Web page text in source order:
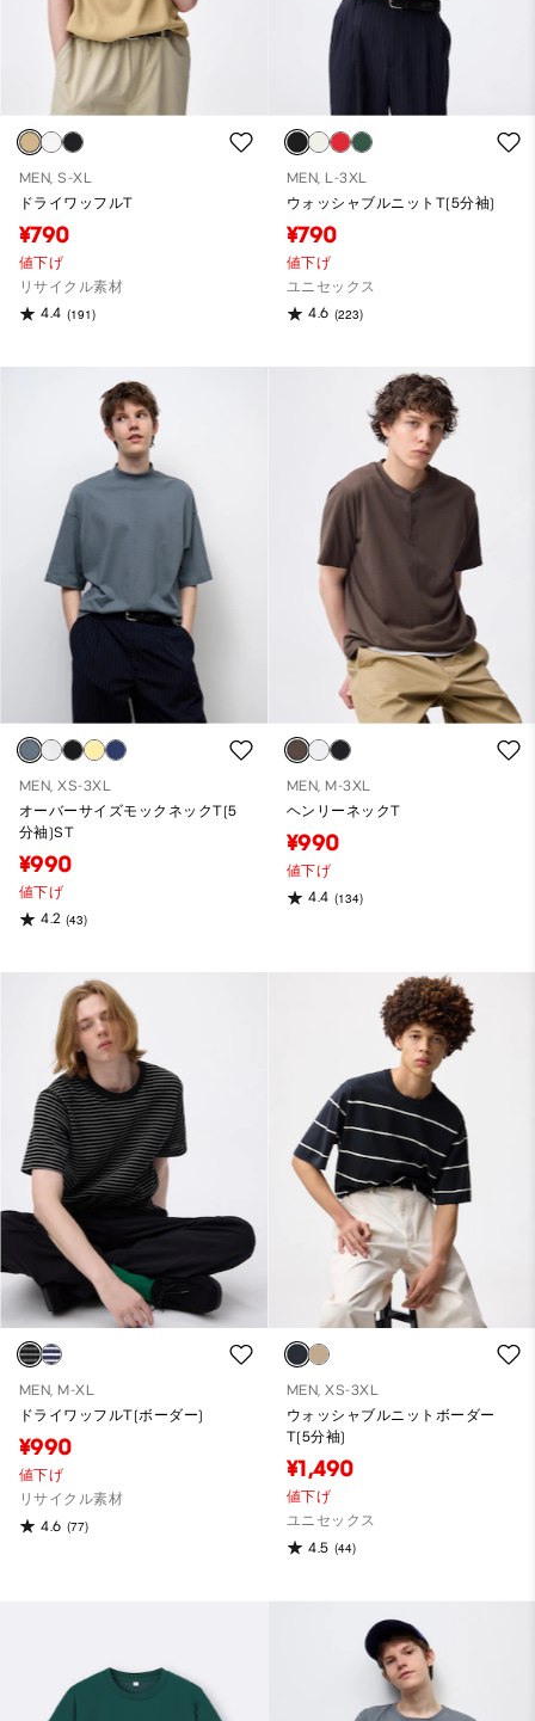
MEN, S-XL
ドライワッフルT
¥790
値下げ
リサイクル素材
4.4 (191)
MEN, L-3XL
ウォッシャブルニットT(5分袖)
¥790
値下げ
ユニセックス
4.6 (223)
MEN, XS-3XL
オーバーサイズモックネックT(5
分袖)ST
¥990
値下げ
4.2 (43)
MEN, M-3XL
ヘンリーネックT
¥990
値下げ
4.4 (134)
MEN, M-XL
ドライワッフルT(ボーダー)
¥990
値下げ
リサイクル素材
4.6 (77)
MEN, XS-3XL
ウォッシャブルニットボーダー
T(5分袖)
¥1,490
値下げ
ユニセックス
4.5 (44)